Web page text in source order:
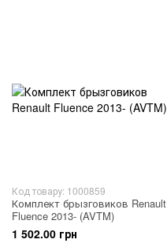
Код товару: 1000859
Комплект брызговиков Renault
Fluence 2013- (AVTM)
1 502.00 грн